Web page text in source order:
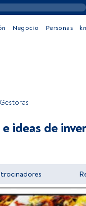
Negocio Personas
ideas de